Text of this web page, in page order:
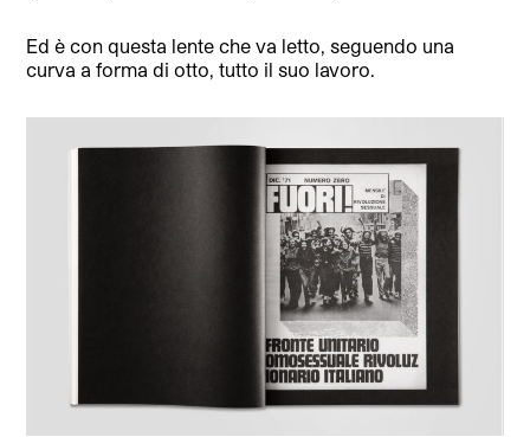
Ed è con questa lente che va letto, seguendo una
curva a forma di otto, tutto il suo lavoro.